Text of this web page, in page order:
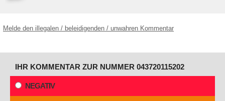
Melde den illegalen / beleidigenden / unwahren Kommentar
IHR KOMMENTAR ZUR NUMMER 043720115202
NEGATIV